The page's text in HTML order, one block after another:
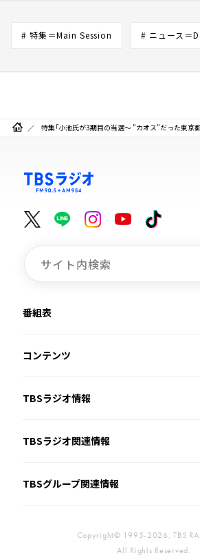
# 特集＝Main Session # ニュース＝
特集「小池氏が3期目の当選～ ”カオス”だった東京
番組表
コンテンツ
TBSラジオ情報
TBSラジオ関連情報
TBSグループ関連情報
Copyright© 1995-2026, TBS
All Rights Reserved.